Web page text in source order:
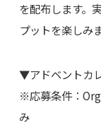
を配布します。
プットを楽しみ
▼アドベントカ
※応募条件：
み